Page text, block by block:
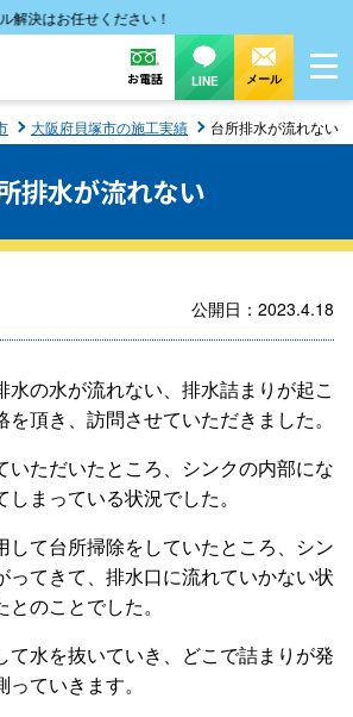
はお任せください！
お電話 LINE メール
大阪府貝塚市の施工実績 台所排水が流れない
排水が流れない
公開日：2023.4.18
水の水が流れない、排水詰まりが起こ
頂き、訪問させていただきました。
いただいたところ、シンクの内部にな
まっている状況でした。
して台所掃除をしていたところ、シン
ってきて、排水口に流れていかない状
のことでした。
て水を抜いていき、どこで詰まりが発
ていきます。